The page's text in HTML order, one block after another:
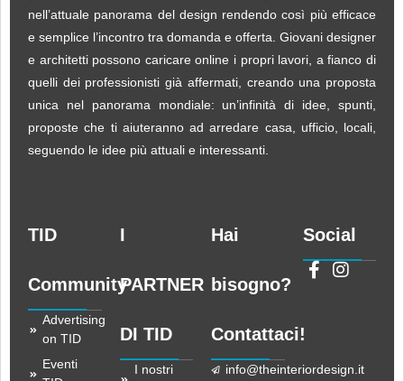
nell’attuale panorama del design rendendo così più efficace
e semplice l’incontro tra domanda e offerta. Giovani designer
e architetti possono caricare online i propri lavori, a fianco di
quelli dei professionisti già affermati, creando una proposta
unica nel panorama mondiale: un’infinità di idee, spunti,
proposte che ti aiuteranno ad arredare casa, ufficio, locali,
seguendo le idee più attuali e interessanti.
TID
Community
Advertising
on TID
Eventi
I
PARTNER
DI TID
I nostri
Hai
bisogno?
Contattaci!
info@theinteriordesign.it
Social